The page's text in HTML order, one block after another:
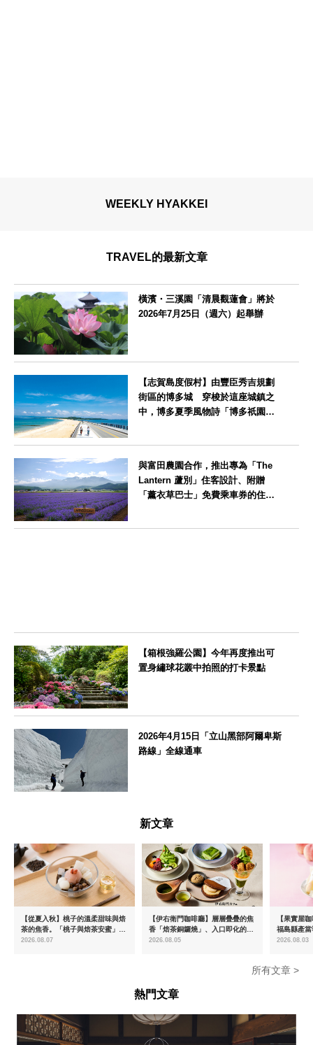
WEEKLY HYAKKEI
TRAVEL的最新文章
橫濱・三溪園「清晨觀蓮會」將於
2026年7月25日（週六）起舉辦
【志賀島度假村】由豐臣秀吉規劃
街區的博多城 穿梭於這座城鎮之
中，博多夏季風物詩「博多祇園山
與富田農園合作，推出專為「The
Lantern 蘆別」住客設計、附贈
「薰衣草巴士」免費乘車券的住宿
【箱根強羅公園】今年再度推出可
置身繡球花叢中拍照的打卡景點
2026年4月15日「立山黑部阿爾卑斯
路線」全線通車
新文章
【從夏入秋】桃子的溫柔甜味與焙
茶的焦香。「桃子與焙茶安蜜」將
於8月中旬起限時販售
2026.08.07
【伊右衛門咖啡廳】層層疊疊的焦
香「焙茶銅鑼燒」、入口即化的
「宇治抹茶提拉米蘇」全新登場
2026.08.05
【果實屋
福島縣產
2026.08.03
所有文章 >
熱門文章